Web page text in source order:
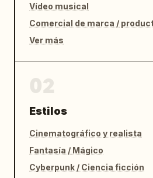
Vídeo musical
Comercial de marca /
Ver más
Estilos
Cinematográfico y realista
Fantasía / Mágico
Cyberpunk / Ciencia ficción